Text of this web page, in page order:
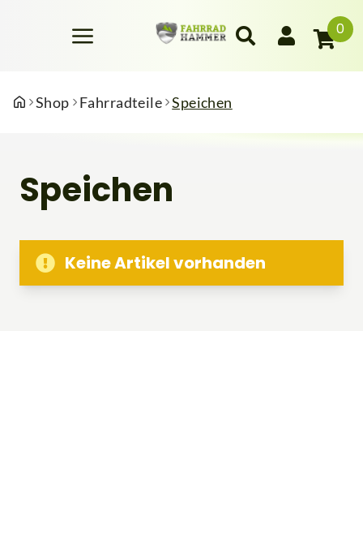
0
Shop Fahrradteile Speichen
Speichen
Keine Artikel vorhanden